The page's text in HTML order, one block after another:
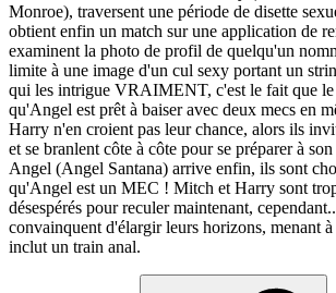
Monroe), traversent une période de disette
obtient enfin un match sur une application de
examinent la photo de profil de quelqu'un
limite à une image d'un cul sexy portant un
qui les intrigue VRAIMENT, c'est le fait que
qu'Angel est prêt à baiser avec deux mecs en
Harry n'en croient pas leur chance, alors ils
et se branlent côte à côte pour se préparer à
Angel (Angel Santana) arrive enfin, ils sont
qu'Angel est un MEC ! Mitch et Harry sont
désespérés pour reculer maintenant,
convainquent d'élargir leurs horizons, menant
inclut un train anal.